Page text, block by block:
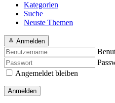
Kategorien
Suche
Neuste Themen
Anmelden
Angemeldet bleiben
Anmelden